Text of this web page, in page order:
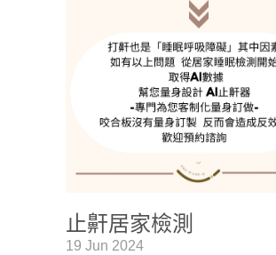
止鼾居家檢測
19 Jun 2024